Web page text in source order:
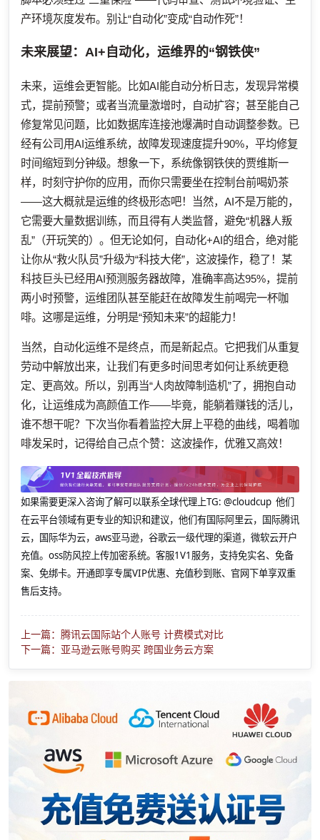
产环境灰度发布。别让“自动化”变成“自动作死”！
未来展望：AI+自动化，运维界的“钢铁侠”
未来，运维会更智能。比如AI能自动分析日志，发现异常模
式，提前预警；或者当流量激增时，自动扩容；甚至能自己
修复常见问题，比如数据库连接池爆满时自动调整参数。已
经有公司用AI运维系统，故障发现速度提升90%，平均修复
时间缩短到分钟级。想象一下，系统像钢铁侠的贾维斯一
样，时刻守护你的应用，而你只需要坐在控制台前喝奶茶
——这大概就是运维的终极形态吧！当然，AI不是万能的，
它需要大量数据训练，而且得有人类监督，避免“机器人叛
乱”（开玩笑的）。但无论如何，自动化+AI的组合，绝对能
让你从“救火队员”升级为“科技大佬”，这波操作，稳了！某
科技巨头已经用AI预测服务器故障，准确率高达95%，提前
两小时预警，运维团队甚至能赶在故障发生前喝完一杯咖
啡。这哪是运维，分明是“预知未来”的超能力！
当然，自动化运维不是终点，而是新起点。它把我们从重复
劳动中解放出来，让我们有更多时间思考如何让系统更稳
定、更高效。所以，别再当“人肉故障制造机”了，拥抱自动
化，让运维成为高颜值工作——毕竟，能躺着赚钱的活儿，
谁不想干呢？下次当你看着监控大屏上平稳的曲线，喝着咖
啡发呆时，记得给自己点个赞：这波操作，优雅又高效！
如果需要更深入咨询了解可以联系全球代理上TG: @cloudcup 他们
在云平台领域有更专业的知识和建议，他们有国际阿里云，国际腾讯
云，国际华为云，aws亚马逊，谷歌云一级代理的渠道，微软云开户
充值。oss防风控上传加密系统。客服1V1服务，支持免实名、免备
案、免绑卡。开通即享专属VIP优惠、充值秒到账、官网下单享双重
售后支持。
上一篇：腾讯云国际站个人账号 计费模式对比
下一篇：亚马逊云账号购买 跨国业务云方案